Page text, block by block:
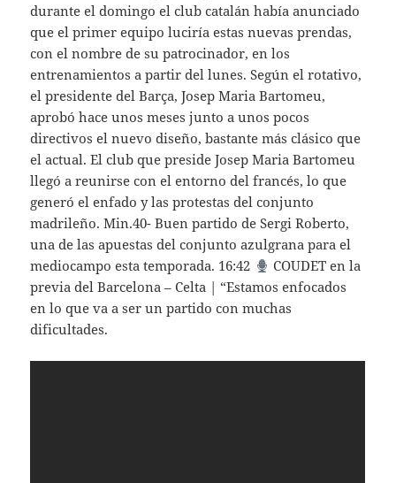
durante el domingo el club catalán había anunciado
que el primer equipo luciría estas nuevas prendas,
con el nombre de su patrocinador, en los
entrenamientos a partir del lunes. Según el rotativo,
el presidente del Barça, Josep Maria Bartomeu,
aprobó hace unos meses junto a unos pocos
directivos el nuevo diseño, bastante más clásico que
el actual. El club que preside Josep Maria Bartomeu
llegó a reunirse con el entorno del francés, lo que
generó el enfado y las protestas del conjunto
madrileño. Min.40- Buen partido de Sergi Roberto,
una de las apuestas del conjunto azulgrana para el
mediocampo esta temporada. 16:42
COUDET en la
previa del Barcelona – Celta | “Estamos enfocados
en lo que va a ser un partido con muchas
dificultades.